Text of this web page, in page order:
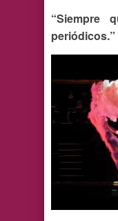
“Siempre
periódicos.”